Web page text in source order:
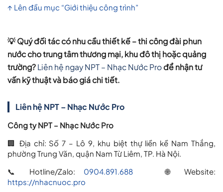
↑ Lên đầu mục “Giới thiệu công trình”
💡 Quý đối tác có nhu cầuthiết kế – thi công đài phun
nước cho trung tâm thương mại, khu đô thị hoặc quảng
trường? Liên hệ ngay NPT – Nhạc Nước Prođể nhận tư
vấn kỹ thuật và báo giá chi tiết.
Liên hệ NPT – Nhạc Nước Pro
Công ty NPT – Nhạc Nước Pro
🏢 Địa chỉ: Số 7 – Lô 9, khu biệt thự liền kề Nam Thắng,
phường Trung Văn, quận Nam Từ Liêm, TP. Hà Nội.
📞 Hotline/Zalo: 0904.891.688🌐 Website:
https://nhacnuoc.pro